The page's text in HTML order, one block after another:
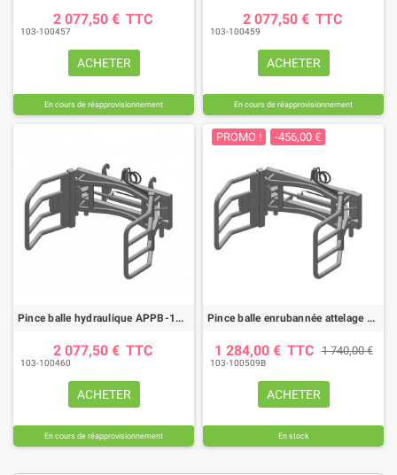
2 077,50 € TTC
103-100457
ACHETER
En cours de réapprovisionnement
2 077,50 € TTC
103-100459
ACHETER
En cours de réapprovisionnement
Pince balle hydraulique APPB-180 CF attelage FAUCHEUX AM
2 077,50 € TTC
103-100460
ACHETER
En cours de réapprovisionnement
PROMO ! -456,00 €
Pince balle enrubannée attelage MX
1 284,00 € TTC 1 740,00 €
103-100509B
ACHETER
En stock